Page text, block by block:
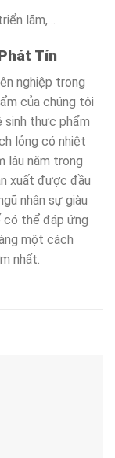
lãm,…
Tín
nghiệp trong
của chúng tôi
thực phẩm
lỏng có nhiệt
lâu năm trong
xuất được đầu
nhân sự giàu
có thể đáp ứng
một cách
nhất.